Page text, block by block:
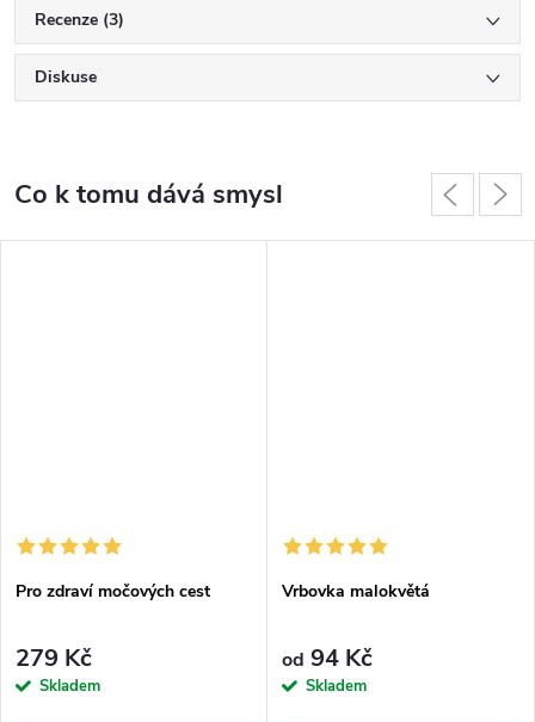
Recenze (3)
Diskuse
Co k tomu dává smysl
Pro zdraví močových cest
279 Kč
Skladem
Vrbovka malokvětá
od 94 Kč
Skladem